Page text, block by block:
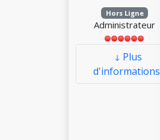
Hors Ligne
Administrateur
Plus
d'informations